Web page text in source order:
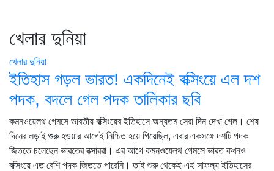
খেলার দুনিয়া
খেলার দুনিয়া
ইতিহাস গড়ল ভারত! একদিনেই বক্সিংয়ে এল দশ
পদক, বদলে গেল পদক তালিকার ছবি
কমনওয়েলথ গেমসে ভারতীয় বক্সিংয়ের ইতিহাসে অন্যতম সেরা দিন দেখা গেল। শেষ
দিনের লড়াই শুরু হওয়ার আগেই নিশ্চিত হয়ে গিয়েছিল, এবার একসঙ্গে দশটি পদক
জিততে চলেছেন ভারতের বক্সাররা। এর আগে কমনওয়েলথ গেমসে ভারত কখনও
বক্সিংয়ে এত বেশি পদক জিততে পারেনি। তাই শুরু থেকেই এই সাফল্য ইতিহাসের